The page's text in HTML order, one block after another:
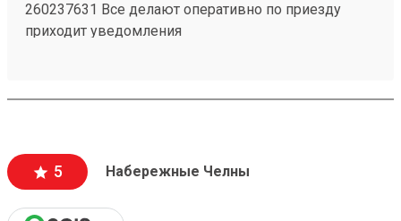
260237631 Все делают оперативно по приезду
приходит уведомления
5 Набережные Челны